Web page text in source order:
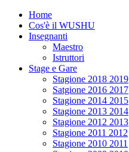
Home
Cos'è il WUSHU
Insegnanti
Maestro
Istruttori
Stage e Gare
Stagione 2018 2019
Satgione 2016 2017
Stagione 2014 2015
Stagione 2013 2014
Stagione 2012 2013
Stagione 2011 2012
Stagione 2010 2011